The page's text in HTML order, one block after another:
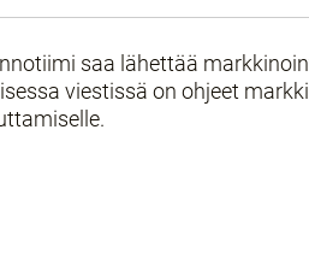
saa lähettää
viestissä on ohjeet